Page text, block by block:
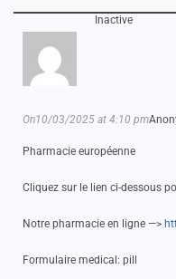
Inactive
On10/03/2025 at 4:10 pm
Pharmacie européenne
Cliquez sur le lien ci-dessous
Notre pharmacie en ligne —>
Formulaire medical: pill